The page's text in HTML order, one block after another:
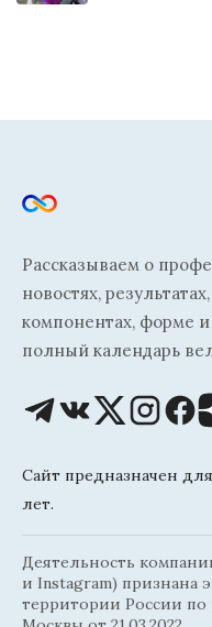
Рассказываем о
новостях,
компонентах, форме
полный календарь
Сайт предназначен
лет.
Деятельность
и Instagram) признана
территории России